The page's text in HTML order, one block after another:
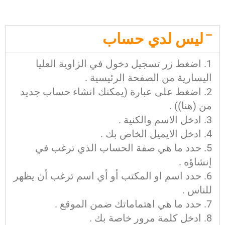
ليس لدي حساب
اضغط زر تسجيل دخول في الزاوية العليا
اليسارية من الصفحة الرئيسية .
اضغط على عبارة (يمكنك انشاء حساب جديد
من (هنا)) .
ادخل الاسم والكنية .
ادخل الايميل الخاص بك .
حدد ما هي صفة الحساب الذي ترغب في
إنشاؤه .
حدد اسم او المكتب أو أي اسم ترغب أن يظهر
للناس .
حدد ما هي اهتماماتك ضمن الموقع .
ادخل كلمة مرور خاصة بك .